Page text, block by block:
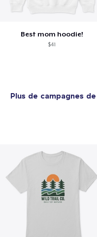
Best mom hoodie!
$41
Plus de campagnes de